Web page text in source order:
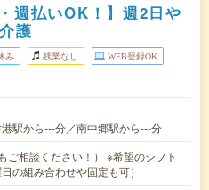
週払いOK！】週2日や
護
み 残業なし WEB登録OK
駅から---分／南中郷駅から---分
ご相談ください！） ※希望のシフト
の組み合わせや固定も可）